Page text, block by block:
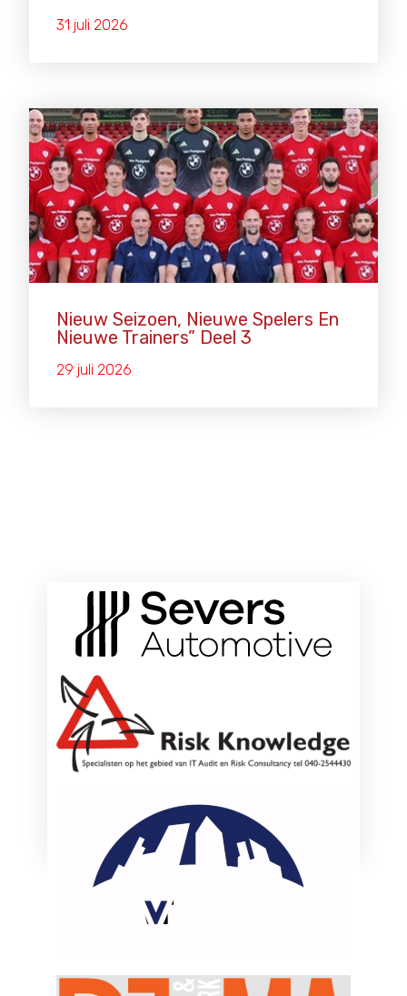
31 juli 2026
Nieuw Seizoen, Nieuwe Spelers En
Nieuwe Trainers” Deel 3
29 juli 2026
ONZE HOOFDSPONSOREN